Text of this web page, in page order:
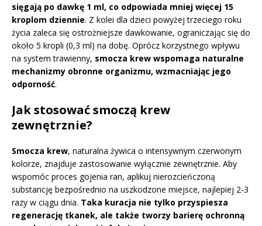
sięgają po dawkę 1 ml, co odpowiada mniej więcej 15
kroplom dziennie. Z kolei dla dzieci powyżej trzeciego roku
życia zaleca się ostrożniejsze dawkowanie, ograniczając się do
około 5 kropli (0,3 ml) na dobę. Oprócz korzystnego wpływu
na system trawienny, smocza krew wspomaga naturalne
mechanizmy obronne organizmu, wzmacniając jego
odporność.
Jak stosować smoczą krew
zewnętrznie?
Smocza krew, naturalna żywica o intensywnym czerwonym
kolorze, znajduje zastosowanie wyłącznie zewnętrznie. Aby
wspomóc proces gojenia ran, aplikuj nierozcieńczoną
substancję bezpośrednio na uszkodzone miejsce, najlepiej 2-3
razy w ciągu dnia. Taka kuracja nie tylko przyspiesza
regenerację tkanek, ale także tworzy barierę ochronną